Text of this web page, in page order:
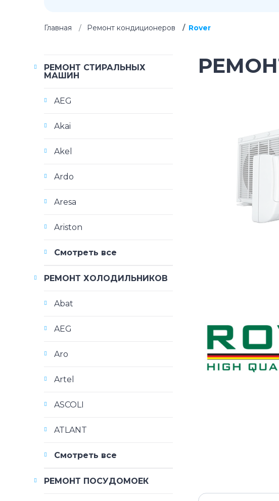
Главная Ремонт кондиционеров Rover
РЕМОНТ СТИРАЛЬНЫХ
МАШИН
AEG
Akai
Akel
Ardo
Aresa
Ariston
Смотреть все
РЕМОНТ ХОЛОДИЛЬНИКОВ
Abat
AEG
Aro
Artel
ASCOLI
ATLANT
Смотреть все
РЕМОНТ ПОСУДОМОЕК